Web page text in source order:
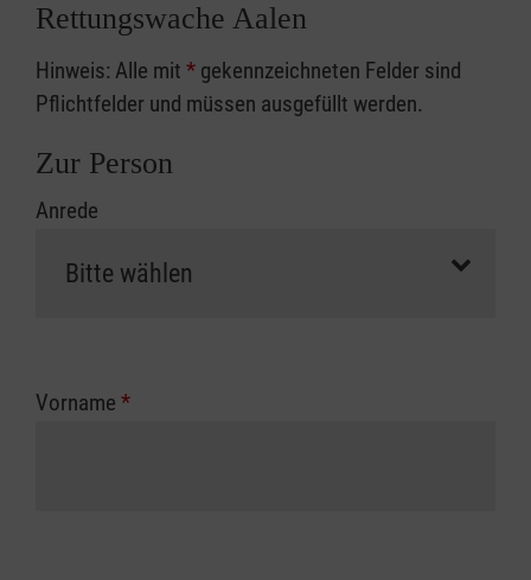
Rettungswache Aalen
Hinweis: Alle mit * gekennzeichneten Felder sind
Pflichtfelder und müssen ausgefüllt werden.
Zur Person
Anrede
Vorname *